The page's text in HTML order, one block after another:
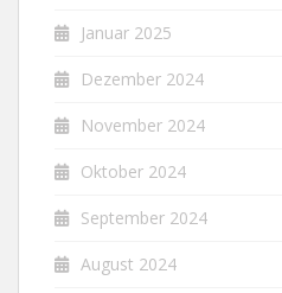
Januar 2025
Dezember 2024
November 2024
Oktober 2024
September 2024
August 2024